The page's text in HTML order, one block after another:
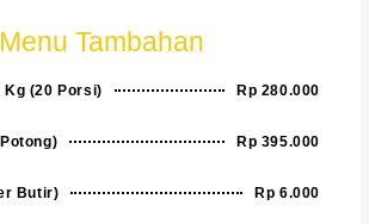
Menu Tambahan
Kg (20 Porsi) Rp 280.000
Rp 395.000
Butir) Rp 6.000